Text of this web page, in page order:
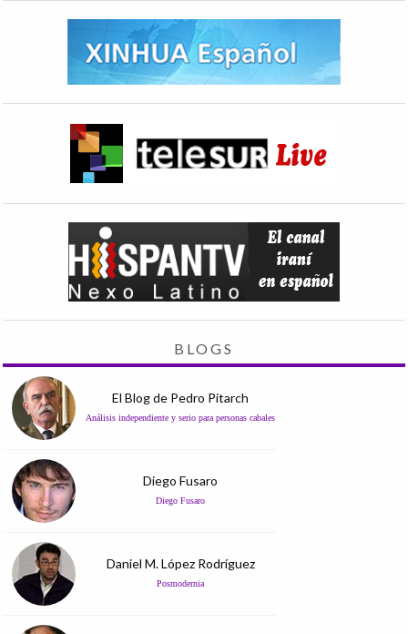
BLOGS
El Blog de Pedro Pitarch
Análisis independiente y serio para personas cabales
Diego Fusaro
Diego Fusaro
Daniel M. López Rodríguez
Posmodernia